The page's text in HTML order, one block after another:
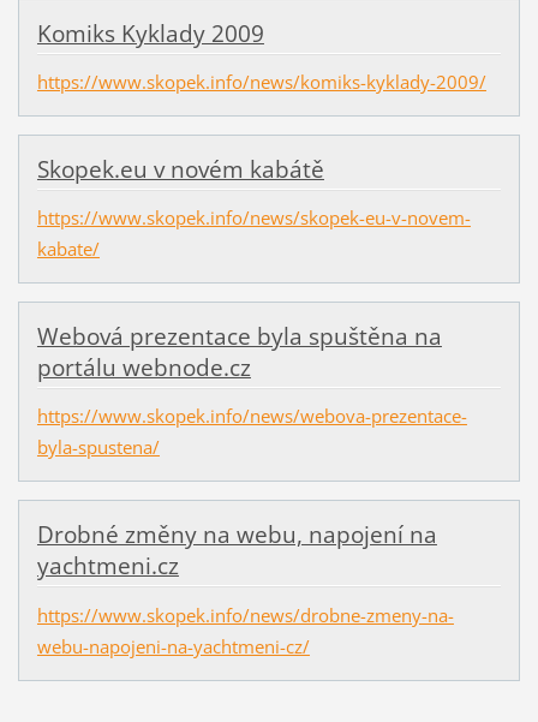
Komiks Kyklady 2009
https://www.skopek.info/news/komiks-kyklady-2009/
Skopek.eu v novém kabátě
https://www.skopek.info/news/skopek-eu-v-novem-
kabate/
Webová prezentace byla spuštěna na
portálu webnode.cz
https://www.skopek.info/news/webova-prezentace-
byla-spustena/
Drobné změny na webu, napojení na
yachtmeni.cz
https://www.skopek.info/news/drobne-zmeny-na-
webu-napojeni-na-yachtmeni-cz/